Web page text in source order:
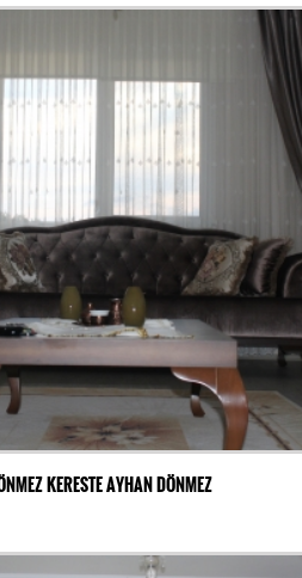
KERESTE AYHAN DÖNMEZ